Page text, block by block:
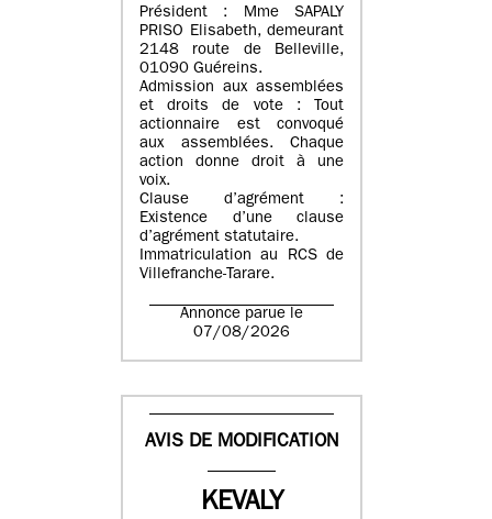
Président : Mme SAPALY
PRISO Elisabeth, demeurant
2148 route de Belleville,
01090 Guéreins.
Admission aux assemblées
et droits de vote : Tout
actionnaire est convoqué
aux assemblées. Chaque
action donne droit à une
voix.
Clause d’agrément :
Existence d’une clause
d’agrément statutaire.
Immatriculation au RCS de
Villefranche-Tarare.
Annonce parue le
07/08/2026
AVIS DE MODIFICATION
KEVALY